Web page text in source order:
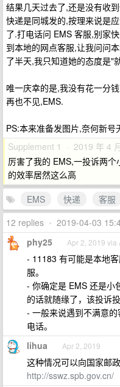
结果几天过去了,还是没有收
快递是同城发的,按理来说是
了.打电话问 EMS 客服,别家
到本地的网点客服,让我问问
了半天,我只知道她的态度是"
唯一庆幸的是,我没有花一分
再也不见,EMS.
PS:本来准备发图片,奈何新
Supplement 1 · 2019 年 4
厉害了我的 EMS,一投诉两
的效率居然这么高
EMS
快递 客服
12 replies • 2019-04-03
phy25 Apr 2, 2019 via
- 11183 有可能是本地
服。
- 你确定是 EMS 还是小
的话就随缘了，该投诉投
- 一般来说遇到不满意
电话。
lihua Apr 2, 2019
这种情况可以向国家邮
http://sswz.spb.gov.cn/